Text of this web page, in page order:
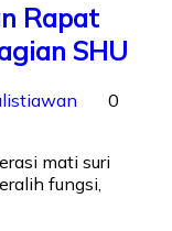
Rapat
SHU
0
mati suri
fungsi,